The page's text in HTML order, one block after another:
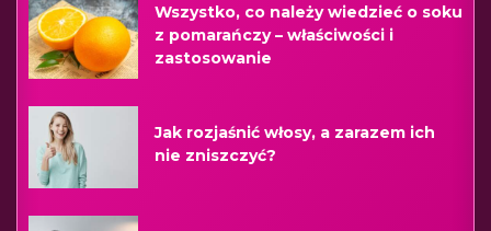
Wszystko, co należy wiedzieć o soku
z pomarańczy – właściwości i
zastosowanie
Jak rozjaśnić włosy, a zarazem ich
nie zniszczyć?